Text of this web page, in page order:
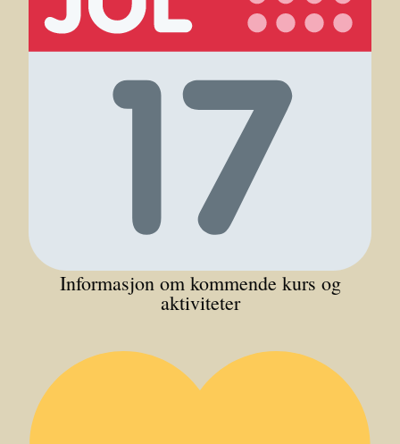
Informasjon om kommende kurs og
aktiviteter